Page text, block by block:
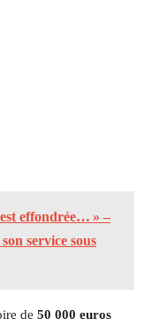
effondrée… » –
service sous
de 50 000 euros